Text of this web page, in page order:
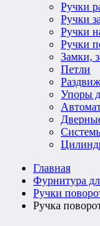
Ручки
Ручки
Ручки
Ручки
Замки,
Петли
Упоры
Главная
Фурнитура
Ручки
Ручка